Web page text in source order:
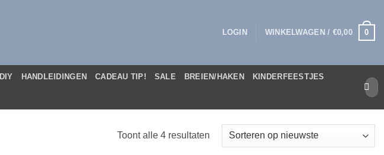
LOGIN WINKELWAGEN / €0,00 0
DIY HANDLEIDINGEN CADEAU TIP! SALE BREIEN/HAKEN KINDERFEESTJES
naar:
Toont alle 4 resultatenGesorteerd